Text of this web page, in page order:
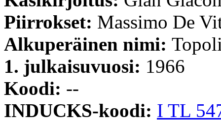
Piirrokset: Massimo De
Alkuperäinen nimi:
1. julkaisuvuosi: 1966
Koodi: --
INDUCKS-koodi: I TL